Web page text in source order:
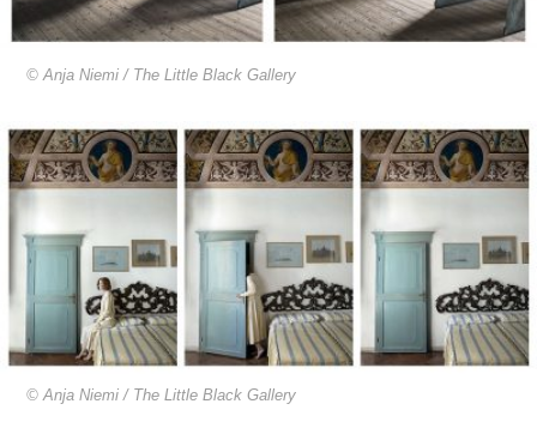
© Anja Niemi / The Little Black Gallery
© Anja Niemi / The Little Black Gallery